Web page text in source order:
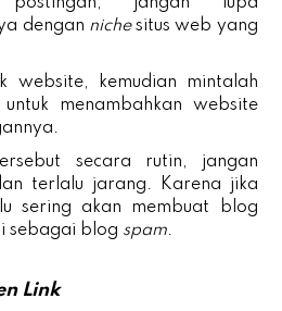
dengan nichesitus web yang
website, kemudian mintalah
menambahkan website
secara rutin, jangan
terlalu jarang. Karena jika
sering akan membuat blog
sebagai blog spam.
Link